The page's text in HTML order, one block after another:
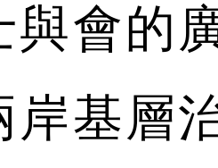
與會的
岸基層